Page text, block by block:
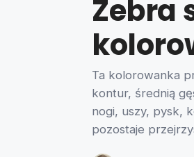
Zebra
Ta kolorowanka
kontur, średnią
nogi, uszy, pysk,
pozostaje